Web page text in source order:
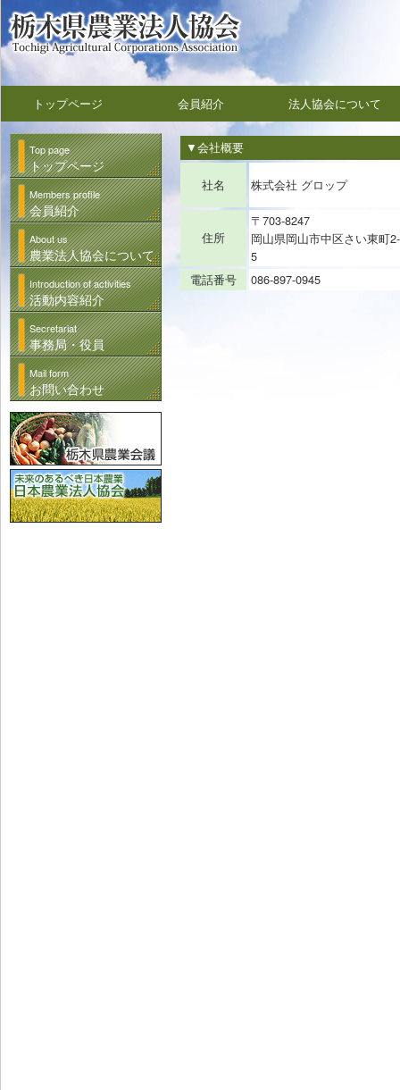
トップページ 会員紹介 法人協会について
Top page
トップページ
Members profile
会員紹介
About us
農業法人協会について
Introduction of activities
活動内容紹介
Secretariat
事務局・役員
Mail form
お問い合わせ
▼会社概要
社名 株式会社 グロップ
住所
〒703-8247
岡山県岡山市中区さい東町
5
電話番号
086-897-0945